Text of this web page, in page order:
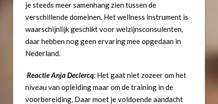
je steeds meer samenhang zien tussen de
verschillende domeinen. Het wellness instrument is
waarschijnlijk geschikt voor welzijnsconsulenten,
daar hebben nog geen ervaring mee opgedaan in
Nederland.
Reactie Anja Declercq: Het gaat niet zozeer om het
niveau van opleiding maar om de training in de
voorbereiding, Daar moet je voldoende aandacht